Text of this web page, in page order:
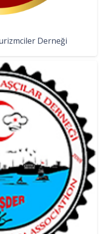
Derneği